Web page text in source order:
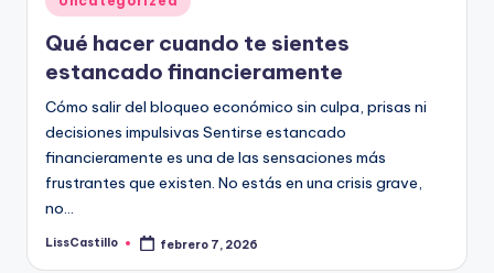
en
Qué hacer cuando te sientes
estancado financieramente
Cómo salir del bloqueo económico sin culpa, prisas ni
decisiones impulsivas Sentirse estancado
financieramente es una de las sensaciones más
frustrantes que existen. No estás en una crisis grave,
no…
Publicado
LissCastillo febrero 7, 2026